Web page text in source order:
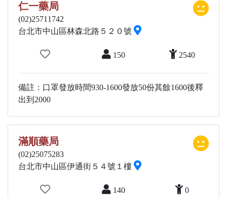
仁一藥局
(02)25711742
台北市中山區林森北路５２０號
150 2540
備註：口罩發放時間930-1600發放50份其餘1600後釋
出到2000
滿順藥局
(02)25075283
台北市中山區伊通街５４號１樓
140 0